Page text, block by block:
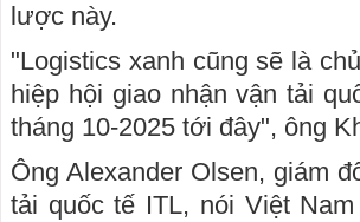
lược này.
"Logistics xanh cũng sẽ là
hiệp hội giao nhận vận tải
tháng 10-2025 tới đây", ông
Ông Alexander Olsen, giám
tải quốc tế ITL, nói Việt